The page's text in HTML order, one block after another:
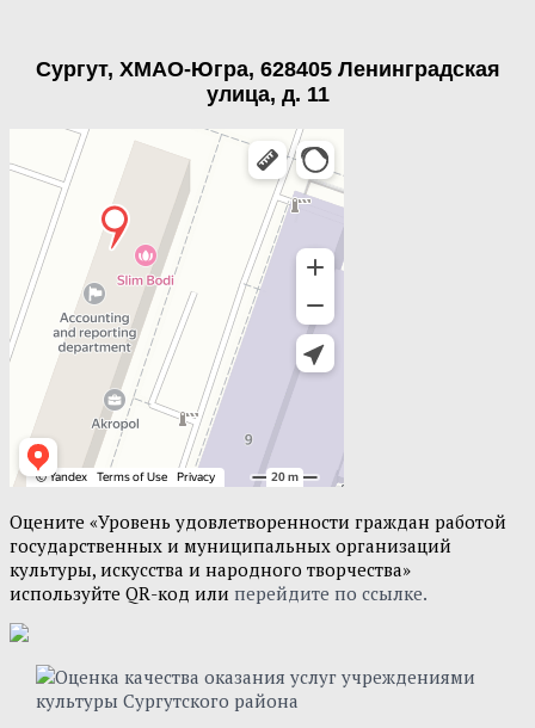
Сургут, ХМАО-Югра, 628405 Ленинградская
улица, д. 11
Оцените «Уровень удовлетворенности граждан работой
государственных и муниципальных организаций
культуры, искусства и народного творчества»
используйте QR-код или перейдите по ссылке.